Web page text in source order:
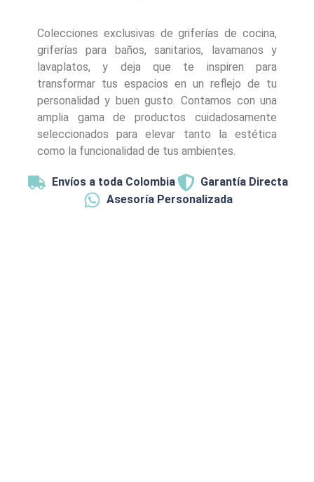
Colecciones exclusivas de griferías de cocina,
griferías para baños, sanitarios, lavamanos y
lavaplatos, y deja que te inspiren para
transformar tus espacios en un reflejo de tu
personalidad y buen gusto. Contamos con una
amplia gama de productos cuidadosamente
seleccionados para elevar tanto la estética
como la funcionalidad de tus ambientes.
Envíos a toda Colombia
Garantía Directa
Asesoría Personalizada